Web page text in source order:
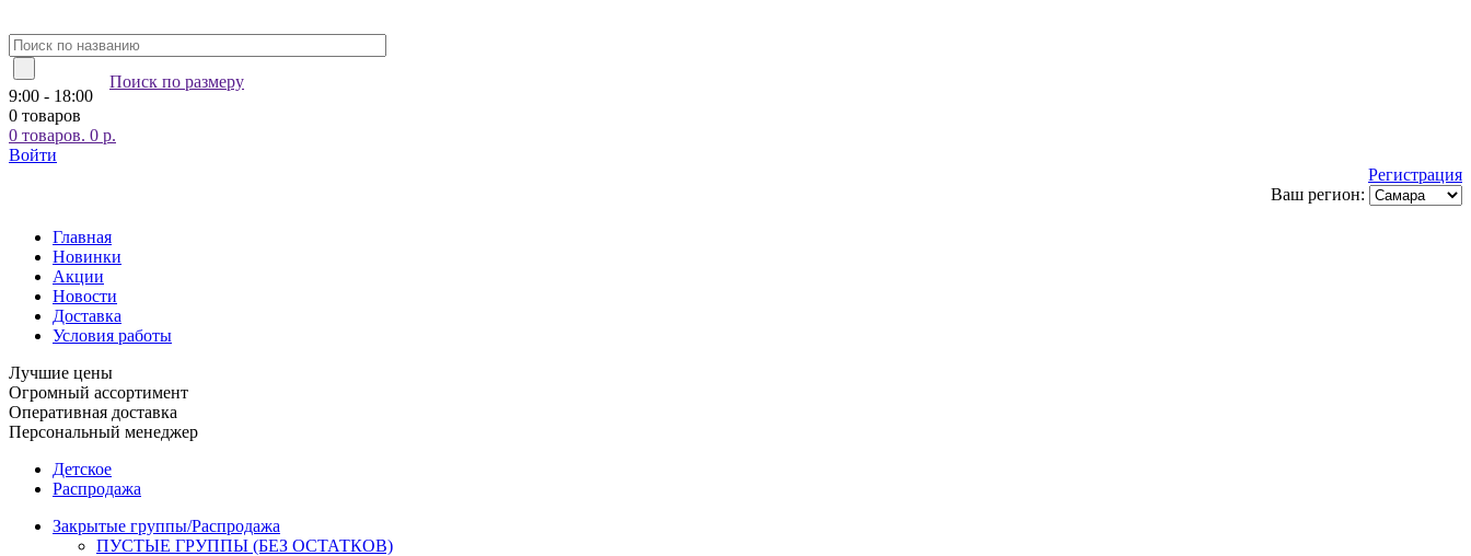
Поиск по размеру
9:00 - 18:00
0 товаров
0 товаров. 0 р.
Войти
Регистрация
Ваш регион:
Главная
Новинки
Акции
Новости
Доставка
Условия работы
Лучшие цены
Огромный ассортимент
Оперативная доставка
Персональный менеджер
Детское
Распродажа
Закрытые группы/Распродажа
ПУСТЫЕ ГРУППЫ (БЕЗ ОСТАТКОВ)